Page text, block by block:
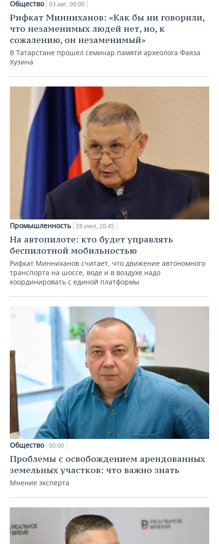
Общество 03 авг, 00:00
Рифкат Минниханов: «Как бы ни говорили,
что незаменимых людей нет, но, к
сожалению, он незаменимый»
В Татарстане прошел семинар памяти археолога Фаяза
Хузина
Промышленность 28 июл, 20:45
На автопилоте: кто будет управлять
беспилотной мобильностью
Рифкат Минниханов считает, что движение автономного
транспорта на шоссе, воде и в воздухе надо
координировать с единой платформы
Общество 00:00
Проблемы с освобождением арендованных
земельных участков: что важно знать
Мнение эксперта